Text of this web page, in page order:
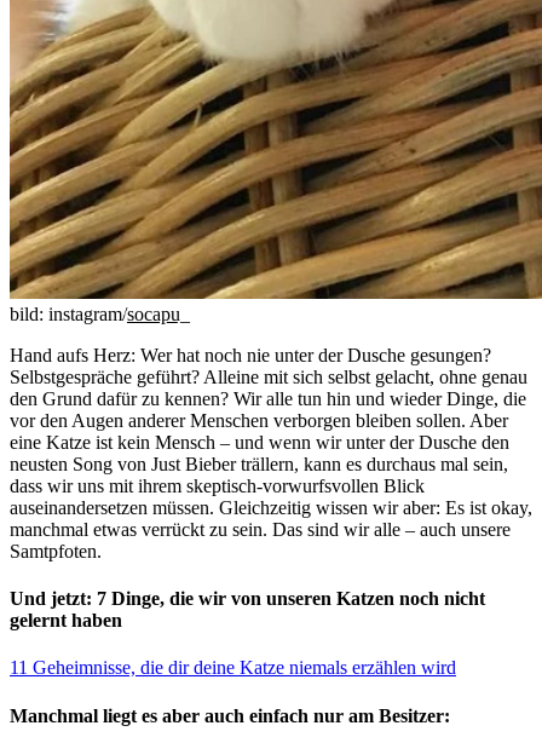
bild: instagram/socapu_
Hand aufs Herz: Wer hat noch nie unter der Dusche gesungen?
Selbstgespräche geführt? Alleine mit sich selbst gelacht, ohne genau
den Grund dafür zu kennen? Wir alle tun hin und wieder Dinge, die
vor den Augen anderer Menschen verborgen bleiben sollen. Aber
eine Katze ist kein Mensch – und wenn wir unter der Dusche den
neusten Song von Just Bieber trällern, kann es durchaus mal sein,
dass wir uns mit ihrem skeptisch-vorwurfsvollen Blick
auseinandersetzen müssen. Gleichzeitig wissen wir aber: Es ist okay,
manchmal etwas verrückt zu sein. Das sind wir alle – auch unsere
Samtpfoten.
Und jetzt: 7 Dinge, die wir von unseren Katzen noch nicht
gelernt haben
11 Geheimnisse, die dir deine Katze niemals erzählen wird
Manchmal liegt es aber auch einfach nur am Besitzer: